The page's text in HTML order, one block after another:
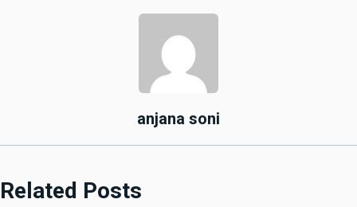
anjana soni
Related Posts